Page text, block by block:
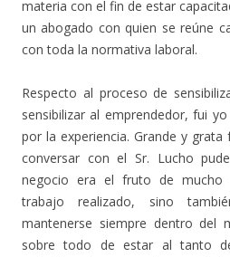
materia con el fin de estar
un abogado con quien se reúne
con toda la normativa laboral.
Respecto al proceso de
sensibilizar al emprendedor, fui
por la experiencia. Grande y
conversar con el Sr. Lucho
negocio era el fruto de
trabajo realizado, sino
mantenerse siempre dentro del
sobre todo de estar al tanto